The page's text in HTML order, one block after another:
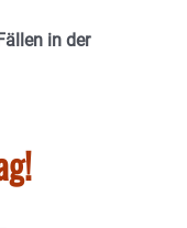
in der